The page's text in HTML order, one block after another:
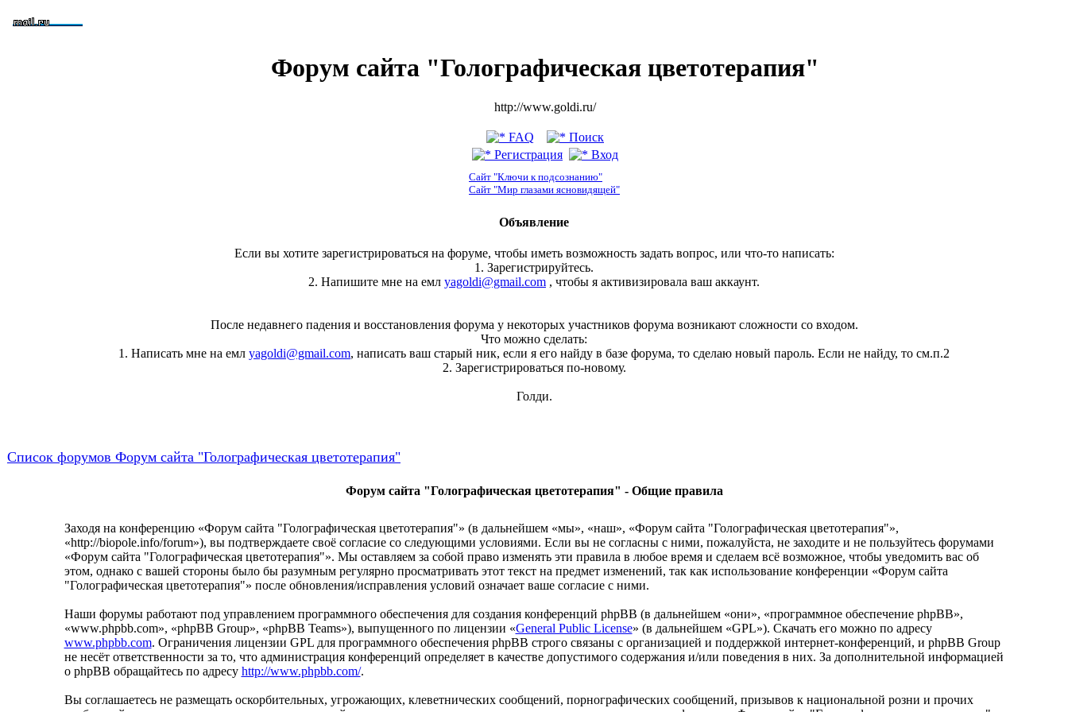
Форум сайта "Голографическая цветотерапия"
http://www.goldi.ru/
FAQ
Поиск
Регистрация
Вход
Сайт "Ключи к подсознанию"
Сайт "Мир глазами ясновидящей"
Объявление
Если вы хотите зарегистрироваться на форуме, чтобы иметь возможность задать вопрос, или что-то написать:
1. Зарегистрируйтесь.
2. Напишите мне на емл yagoldi@gmail.com , чтобы я активизировала ваш аккаунт.
После недавнего падения и восстановления форума у некоторых участников форума возникают сложности со входом.
Что можно сделать:
1. Написать мне на емл yagoldi@gmail.com, написать ваш старый ник, если я его найду в базе форума, то сделаю новый пароль. Если не найду, то см.п.2
2. Зарегистрироваться по-новому.
Голди.
Список форумов Форум сайта "Голографическая цветотерапия"
Форум сайта "Голографическая цветотерапия" - Общие правила
Заходя на конференцию «Форум сайта "Голографическая цветотерапия"» (в дальнейшем «мы», «наш», «Форум сайта "Голографическая цветотерапия"»,
«http://biopole.info/forum»), вы подтверждаете своё согласие со следующими условиями. Если вы не согласны с ними, пожалуйста, не заходите и не пользуйтесь форумами
«Форум сайта "Голографическая цветотерапия"». Мы оставляем за собой право изменять эти правила в любое время и сделаем всё возможное, чтобы уведомить вас об
этом, однако с вашей стороны было бы разумным регулярно просматривать этот текст на предмет изменений, так как использование конференции «Форум сайта
"Голографическая цветотерапия"» после обновления/исправления условий означает ваше согласие с ними.
Наши форумы работают под управлением программного обеспечения для создания конференций phpBB (в дальнейшем «они», «программное обеспечение phpBB»,
«www.phpbb.com», «phpBB Group», «phpBB Teams»), выпущенного по лицензии «General Public License» (в дальнейшем «GPL»). Скачать его можно по адресу
www.phpbb.com. Ограничения лицензии GPL для программного обеспечения phpBB строго связаны с организацией и поддержкой интернет-конференций, и phpBB Group
не несёт ответственности за то, что администрация конференций определяет в качестве допустимого содержания и/или поведения в них. За дополнительной информацией
о phpBB обращайтесь по адресу http://www.phpbb.com/.
Вы соглашаетесь не размещать оскорбительных, угрожающих, клеветнических сообщений, порнографических сообщений, призывов к национальной розни и прочих